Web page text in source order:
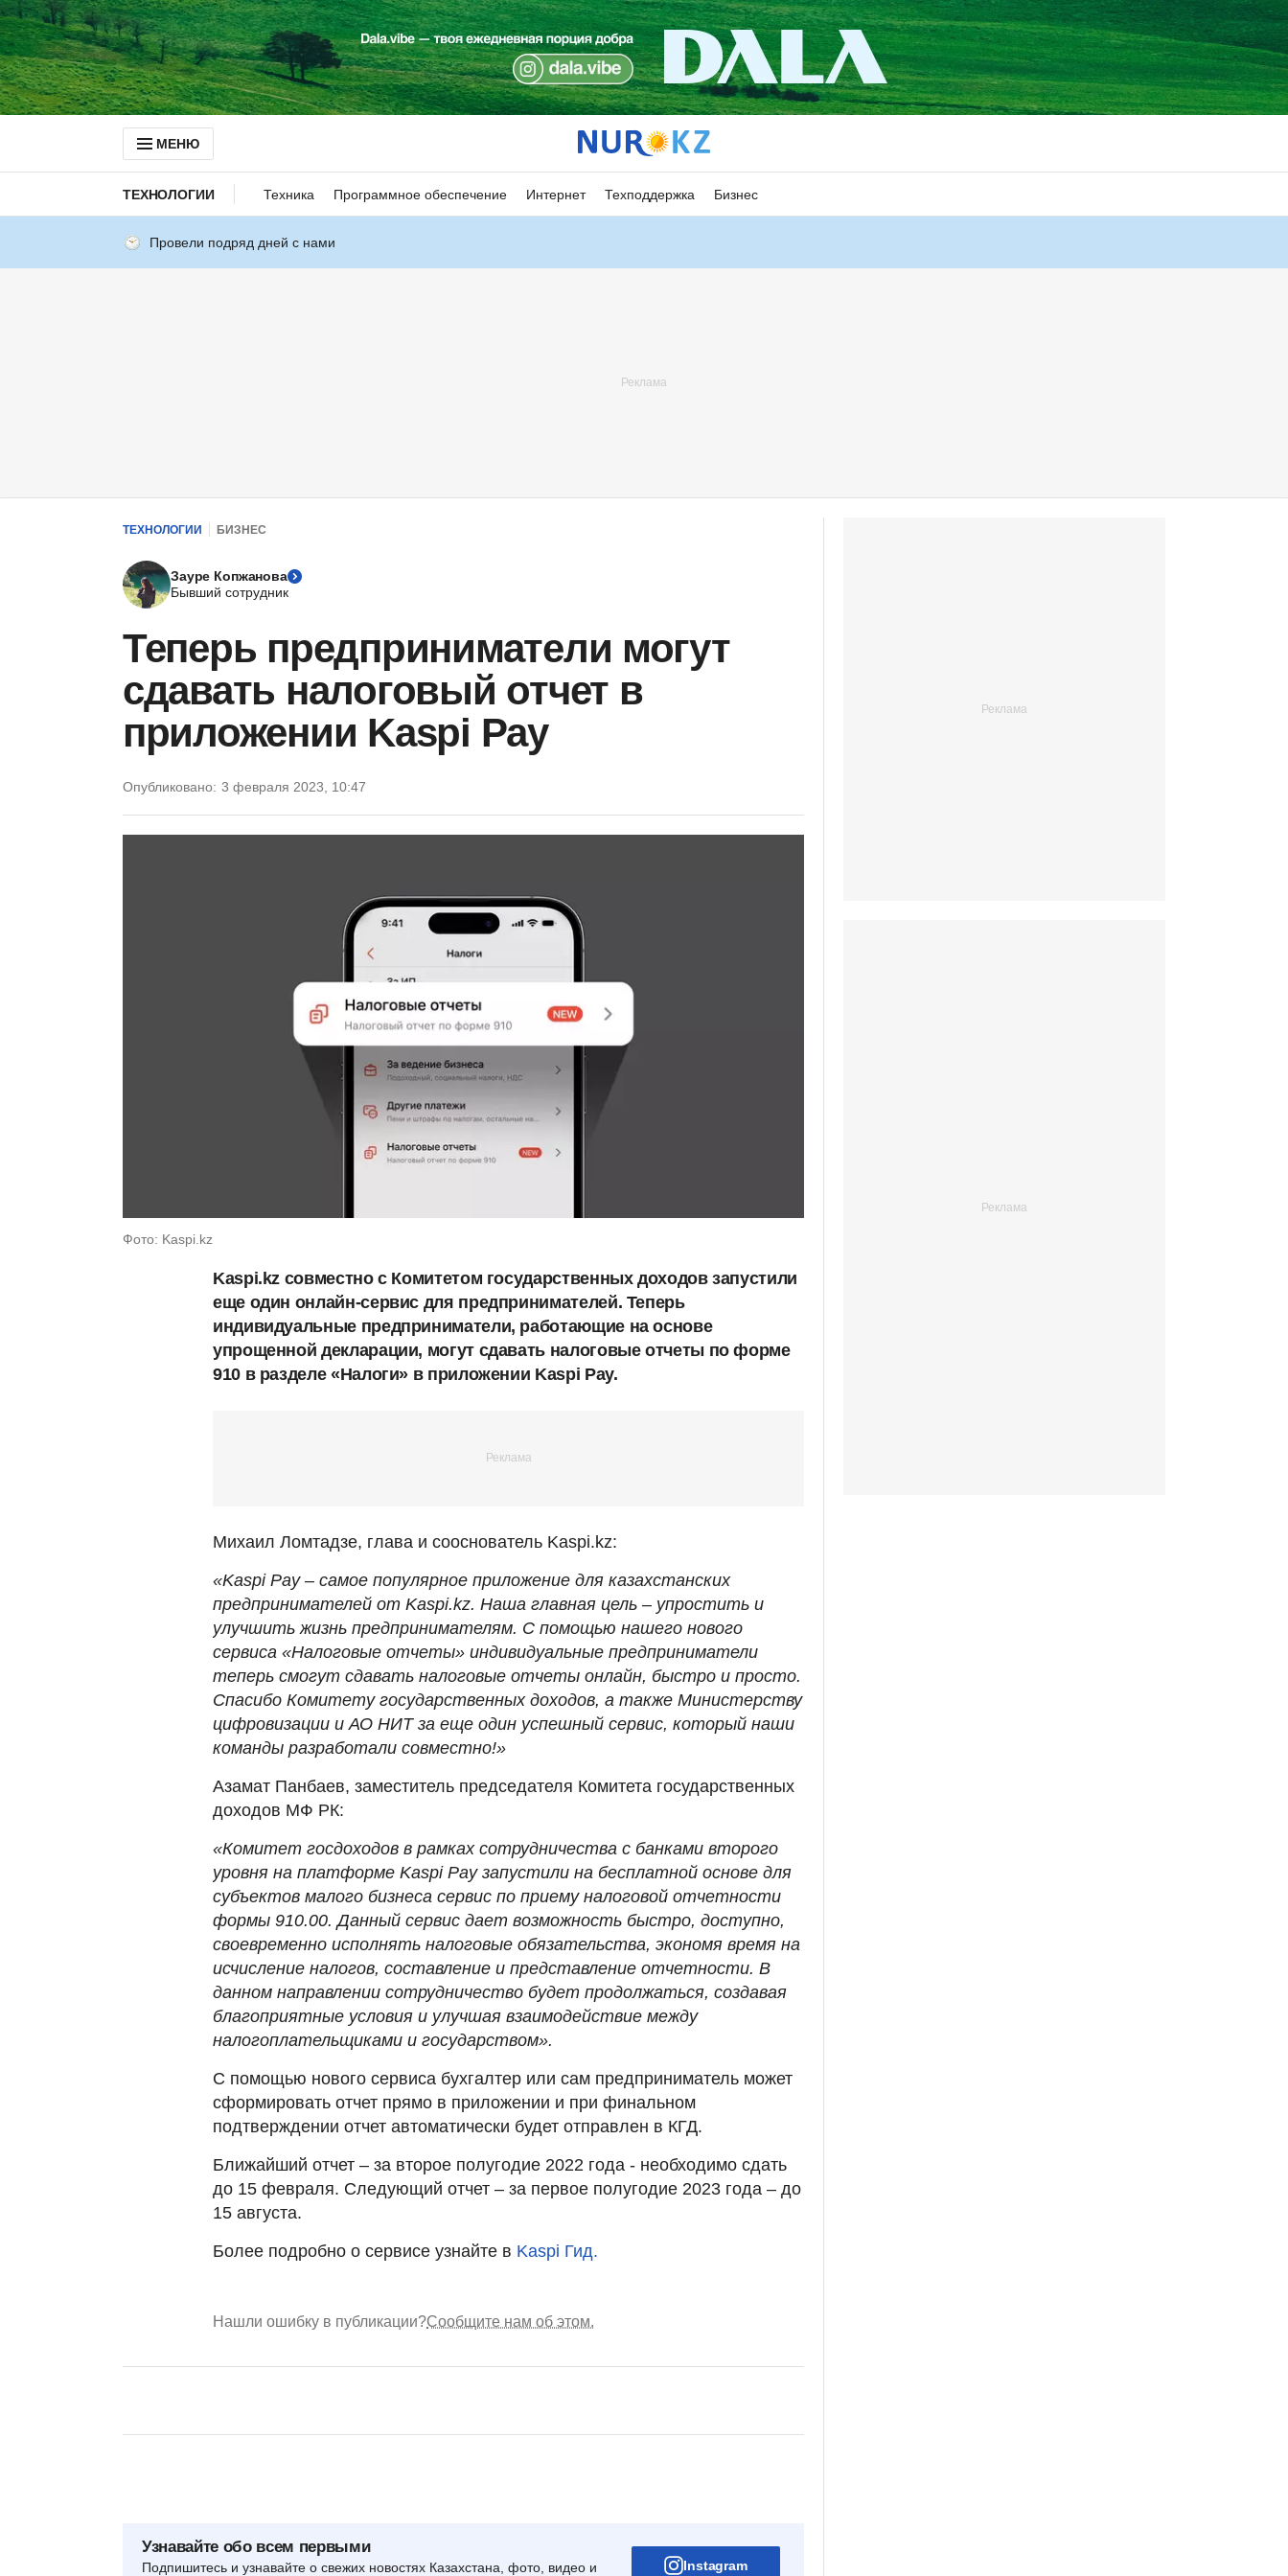
МЕНЮ
ТЕХНОЛОГИИ Техника Программное обеспечение Интернет Техподдержка Бизнес
Провели подряд дней с нами
ТЕХНОЛОГИИ БИЗНЕС
Зауре Копжанова
Бывший сотрудник
Теперь предприниматели могут
сдавать налоговый отчет в
приложении Kaspi Pay
Опубликовано: 3 февраля 2023, 10:47
Фото: Kaspi.kz
Kaspi.kz совместно с Комитетом государственных доходов запустили
еще один онлайн-сервис для предпринимателей. Теперь
индивидуальные предприниматели, работающие на основе
упрощенной декларации, могут сдавать налоговые отчеты по форме
910 в разделе «Налоги» в приложении Kaspi Pay.
Михаил Ломтадзе, глава и сооснователь Kaspi.kz:
«Kaspi Pay – самое популярное приложение для казахстанских
предпринимателей от Kaspi.kz. Наша главная цель – упростить и
улучшить жизнь предпринимателям. С помощью нашего нового
сервиса «Налоговые отчеты» индивидуальные предприниматели
теперь смогут сдавать налоговые отчеты онлайн, быстро и просто.
Спасибо Комитету государственных доходов, а также Министерству
цифровизации и АО НИТ за еще один успешный сервис, который наши
команды разработали совместно!»
Азамат Панбаев, заместитель председателя Комитета государственных
доходов МФ РК:
«Комитет госдоходов в рамках сотрудничества с банками второго
уровня на платформе Kaspi Pay запустили на бесплатной основе для
субъектов малого бизнеса сервис по приему налоговой отчетности
формы 910.00. Данный сервис дает возможность быстро, доступно,
своевременно исполнять налоговые обязательства, экономя время на
исчисление налогов, составление и представление отчетности. В
данном направлении сотрудничество будет продолжаться, создавая
благоприятные условия и улучшая взаимодействие между
налогоплательщиками и государством».
С помощью нового сервиса бухгалтер или сам предприниматель может
сформировать отчет прямо в приложении и при финальном
подтверждении отчет автоматически будет отправлен в КГД.
Ближайший отчет – за второе полугодие 2022 года - необходимо сдать
до 15 февраля. Следующий отчет – за первое полугодие 2023 года – до
15 августа.
Более подробно о сервисе узнайте в Kaspi Гид.
Нашли ошибку в публикации?Сообщите нам об этом.
Узнавайте обо всем первыми
Подпишитесь и узнавайте о свежих новостях Казахстана, фото, видео и Instagram